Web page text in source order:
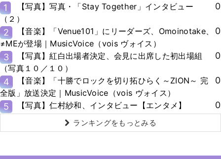
1
【写真】写真・「Stay Together」インタビュー
（２）
0
2
【音楽】「Venue101」にリーダーズ、Omoinotake、
≠MEが登場｜MusicVoice（vois ヴォイス）
0
3
【写真】紅白出場者決定、会見に出席した初出場組
（写真１０／１０）
0
4
【音楽】「十勝でロックを切り拓ひらく～ZION～ 完
全版」放送決定｜MusicVoice（vois ヴォイス）
0
5 【写真】仁村紗和、インタビュー【エンタメ】 0
ランキングをもっとみる